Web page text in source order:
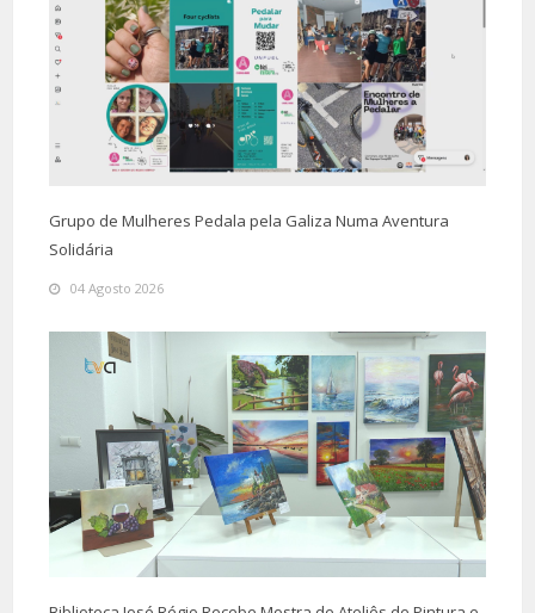
Grupo de Mulheres Pedala pela Galiza Numa Aventura
Solidária
04 Agosto 2026